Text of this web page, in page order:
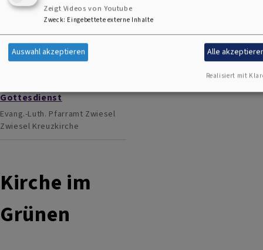
So, 16.8. 10 Uhr
Gottesdienst
Evang.-Luth. Pfarramt Zwiesel
ZwieselKreuzkirche
Gottesdienst
Evang.-Luth. Pfarramt Zwiesel
Zwiesel Kreuzkirche
Kirche im
Grünen
Zeigt Videos von Youtube
Zweck: Eingebettete externe Inhalte
Auswahl akzeptieren Alle
Realisiert mit